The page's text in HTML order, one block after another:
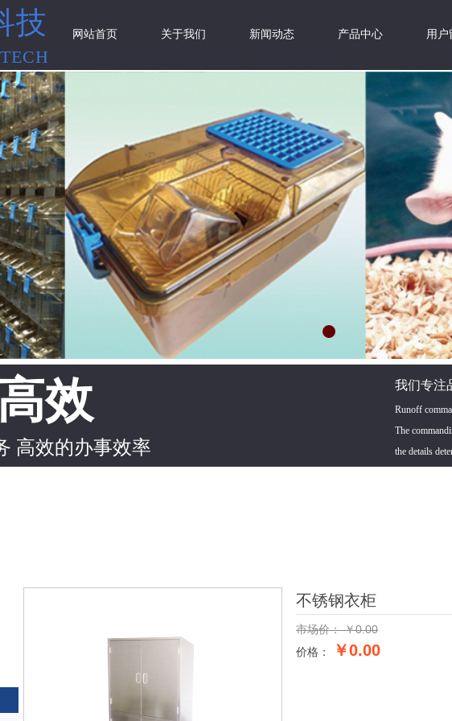
网站首页 关于我们 新闻动态 产品中心 用户
技
效
高效的办事效率
我们专注
Runoff
The
the details
不锈钢衣柜
市场价： ￥0.00
价格：
￥0.00